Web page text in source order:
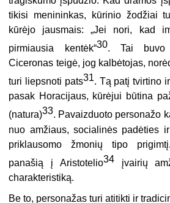
tikisi menininkas, kūrinio žodžiai
kūrėjo jausmais: „Jei nori, kad
pirmiausia kentėk“30. Tai buvo
Ciceronas teigė, jog kalbėtojas,
turi liepsnoti pats31. Tą patį tvirtino
pasak Horacijaus, kūrėjui būtina
(natura)33. Pavaizduoto personažo
nuo amžiaus, socialinės padėties
priklausomo žmonių tipo
panašią į Aristotelio34įvairių
charakteristiką.
Be to, personažas turi atitikti ir